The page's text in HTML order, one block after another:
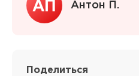
Антон П.
Поделиться